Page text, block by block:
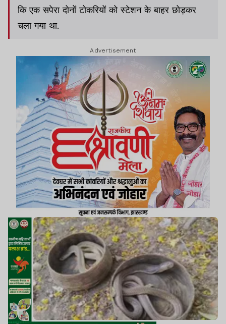
कि एक सपेरा दोनों टोकरियों को स्टेशन के बाहर छोड़कर
चला गया था.
Advertisement